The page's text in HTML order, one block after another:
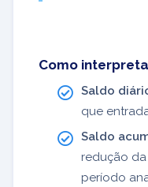
Como
Saldo
que
Saldo
redução
período